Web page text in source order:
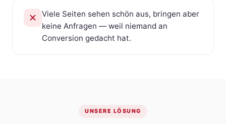
Viele Seiten sehen schön aus, bringen aber
keine Anfragen — weil niemand an
Conversion gedacht hat.
UNSERE LÖSUNG